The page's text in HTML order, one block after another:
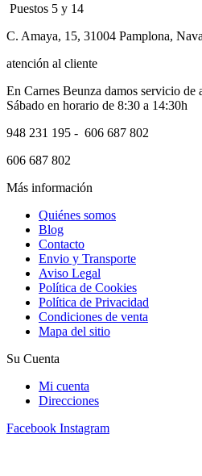
Puestos 5 y 14
C. Amaya, 15, 31004 Pamplona,
atención al cliente
En Carnes Beunza damos servicio de
Sábado en horario de 8:30 a 14:30h
948 231 195 - 606 687 802
606 687 802
Más información
Quiénes somos
Blog
Contacto
Envio y Transporte
Aviso Legal
Política de Cookies
Política de Privacidad
Condiciones de venta
Mapa del sitio
Su Cuenta
Mi cuenta
Direcciones
Facebook Instagram